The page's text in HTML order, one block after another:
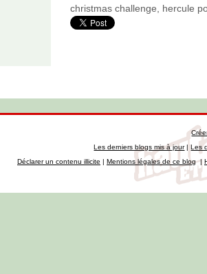
christmas challenge, hercule
Les derniers blogs mis à jour|Les
Déclarer un contenu illicite | Mentions légales de ce blog|